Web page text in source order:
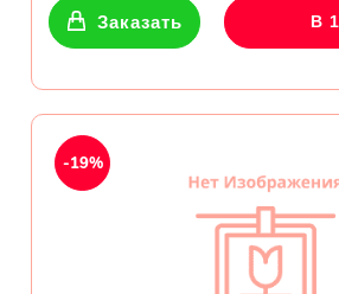
Заказать В
-19%